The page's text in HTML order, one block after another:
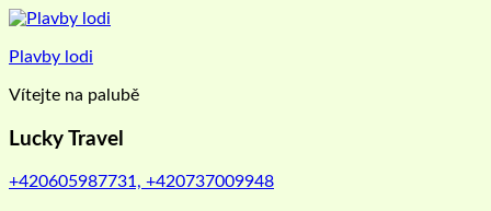
Skip
content
Plavby lodi
Vítejte na palubě
Lucky Travel
+420605987731, +420737009948